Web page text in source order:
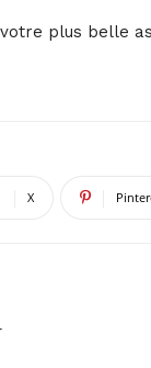
plus belle
X